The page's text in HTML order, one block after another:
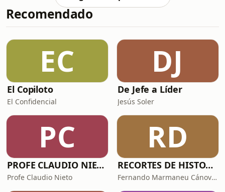
te escuchen cuando hablas y
c&oacute;mo hacer para que algunas
menos.&nbsp; Estos son,
precisamente,&nbsp;los dos ejes
centrales de su nuevo libro,&nbsp;Ni
p*to&nbsp;caso, editado
Recomendado
EC
El Copiloto
El Confidencial
DJ
De Jefe a Líder
Jesús Soler
PC
PROFE CLAUDIO NIETO
Profe Claudio Nieto
RD
RECORTES DE HISTORIA Y CIENCIA
Fernando Marmaneu Cánovas